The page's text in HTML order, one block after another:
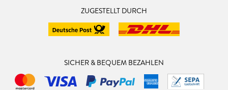
ZUGESTELLT DURCH
SICHER & BEQUEM BEZAHLEN